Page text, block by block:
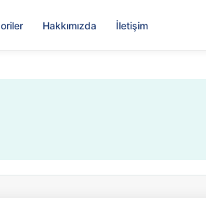
Hakkımızda İletişim
getirildi